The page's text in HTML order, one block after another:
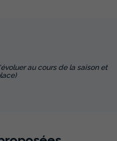
4 1
au cours de la saison et